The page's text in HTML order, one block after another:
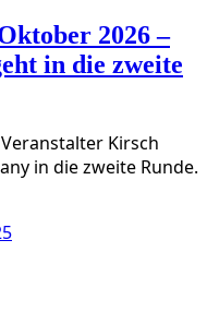
2026 –
in die zweite
Kirsch
in die zwei­te Run­de.